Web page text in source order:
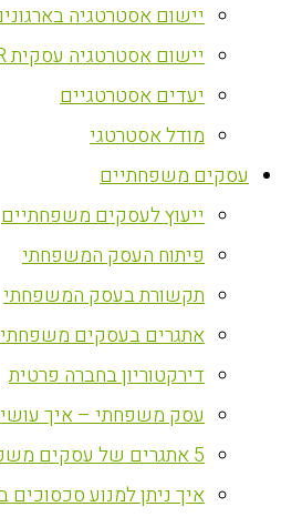
יישום אסטרטגיה
יישום אסטרטגיה עסקית OKR
יעדים אסטרטגיים
מודל אסטרטגי
עסקים משפחתיים
ייעוץ לעסקים משפחתיים
פיתוח העסק המשפחתי
תקשורת בעסק המשפחתי
אתגרים בעסקים
דירקטוריון בחברה פרטית
עסק משפחתי – איך
5 אתגרים של עסקים משפחתיים
איך ניתן למנוע